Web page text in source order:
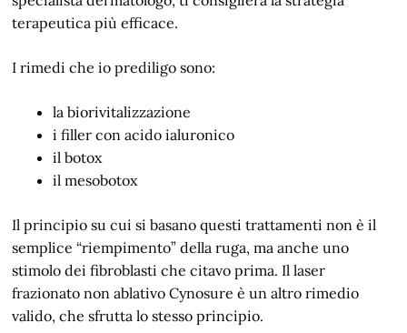
terapeutica più efficace.
I rimedi che io prediligo sono:
la biorivitalizzazione
i filler con acido ialuronico
il botox
il mesobotox
Il principio su cui si basano questi trattamenti non è il
semplice “riempimento” della ruga, ma anche uno
stimolo dei fibroblasti che citavo prima. Il laser
frazionato non ablativo Cynosure è un altro rimedio
valido, che sfrutta lo stesso principio.